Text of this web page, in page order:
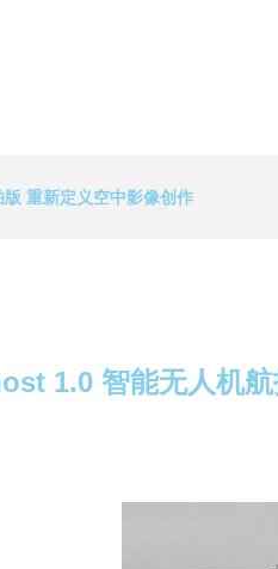
重新定义空中影像创作
1.0 智能无人机